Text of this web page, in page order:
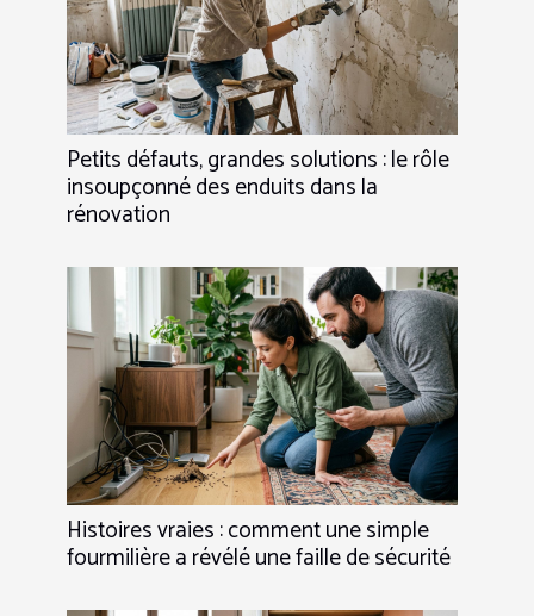
Petits défauts, grandes solutions : le rôle
insoupçonné des enduits dans la
rénovation
Histoires vraies : comment une simple
fourmilière a révélé une faille de sécurité